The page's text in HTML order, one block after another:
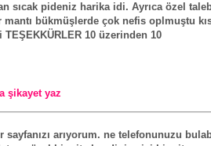
sıcak pideniz harika idi. Ayrıca özel
mantı bükmüşlerde çok nefis oplmuştu
TEŞEKKÜRLER 10 üzerinden 10
şikayet yaz
sayfanızı arıyorum. ne telefonunuzu